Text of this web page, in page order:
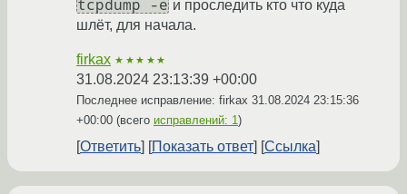
tcpdump -e и проследить кто что куда
шлёт, для начала.
firkax ★★★★★
31.08.2024 23:13:39 +00:00
Последнее исправление: firkax 31.08.2024 23:15:36
+00:00 (всего исправлений: 1)
Ответить Показать ответ Ссылка